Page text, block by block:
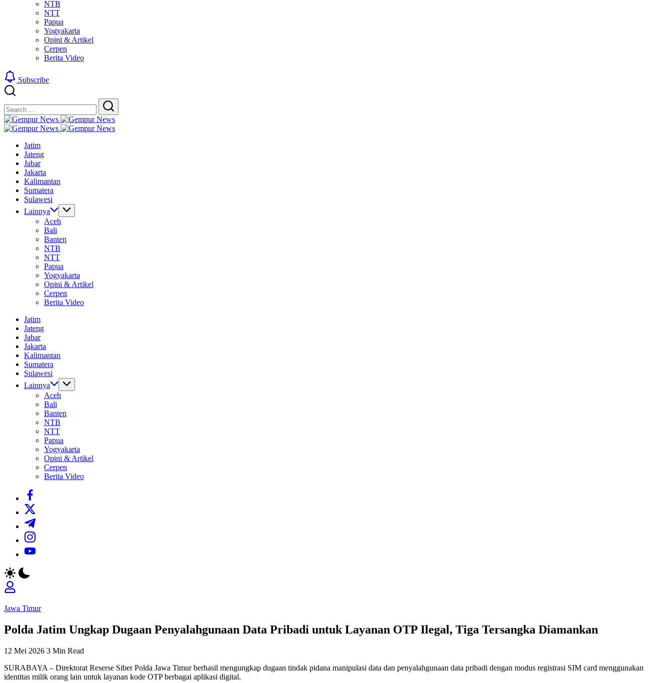
NTB
NTT
Papua
Yogyakarta
Opini & Artikel
Cerpen
Berita Video
Subscribe
Search
Search
Gempur
News
Jelajah
Dunia
Tanpa
Batas
Gempur
Informasi
Dunia
Tanpa
Batas
Jatim
Jateng
Jabar
Jakarta
Kalimantan
Sumatera
Sulawesi
Lainnya
Aceh
Bali
Banten
NTB
NTT
Papua
Yogyakarta
Opini & Artikel
Cerpen
Berita Video
Jatim
Jateng
Jabar
Jakarta
Kalimantan
Sumatera
Sulawesi
Lainnya
Aceh
Bali
Banten
NTB
NTT
Papua
Yogyakarta
Opini & Artikel
Cerpen
Berita Video
https://www.facebook.com/
https://twitter.com/
https://t.me/
https://www.instagram.com/
https://youtube.com/
Jawa Timur
Polda Jatim Ungkap Dugaan Penyalahgunaan Data Pribadi untuk Layanan OTP Ilegal, Tiga Tersangka Diamankan
12 Mei 2026 3 Min Read
SURABAYA – Direktorat Reserse Siber Polda Jawa Timur berhasil mengungkap dugaan tindak pidana manipulasi data dan penyalahgunaan data pribadi dengan modus registrasi SIM card menggunakan
identitas milik orang lain untuk layanan kode OTP berbagai aplikasi digital.